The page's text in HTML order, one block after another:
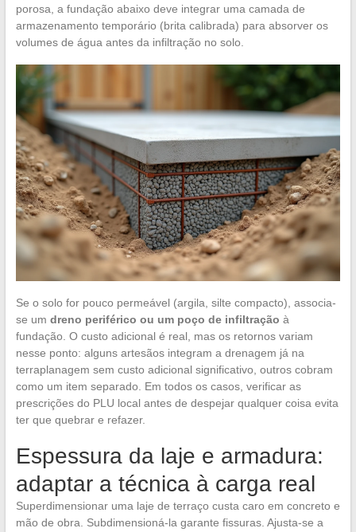
porosa, a fundação abaixo deve integrar uma camada de
armazenamento temporário (brita calibrada) para absorver os
volumes de água antes da infiltração no solo.
Se o solo for pouco permeável (argila, silte compacto), associa-
se um dreno periférico ou um poço de infiltração à
fundação. O custo adicional é real, mas os retornos variam
nesse ponto: alguns artesãos integram a drenagem já na
terraplanagem sem custo adicional significativo, outros cobram
como um item separado. Em todos os casos, verificar as
prescrições do PLU local antes de despejar qualquer coisa evita
ter que quebrar e refazer.
Espessura da laje e armadura:
adaptar a técnica à carga real
Superdimensionar uma laje de terraço custa caro em concreto e
mão de obra. Subdimensioná-la garante fissuras. Ajusta-se a